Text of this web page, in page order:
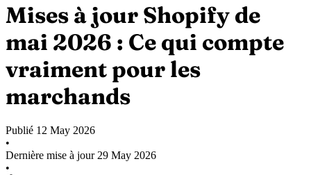
Mises à jour Shopify de
mai 2026 : Ce qui compte
vraiment pour les
marchands
Publié 12 May 2026
•
Dernière mise à jour 29 May 2026
•